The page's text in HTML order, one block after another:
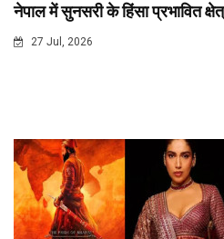
नेपाल में सुनसरी के हिंसा प्रभावित
27 Jul, 2026